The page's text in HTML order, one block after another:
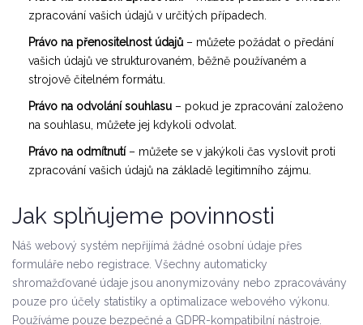
zpracování vašich údajů v určitých případech.
Právo na přenositelnost údajů – můžete požádat o předání
vašich údajů ve strukturovaném, běžně používaném a
strojově čitelném formátu.
Právo na odvolání souhlasu – pokud je zpracování založeno
na souhlasu, můžete jej kdykoli odvolat.
Právo na odmítnutí– můžete se v jakýkoli čas vyslovit proti
zpracování vašich údajů na základě legitimního zájmu.
Jak splňujeme povinnosti
Náš webový systém nepřijímá žádné osobní údaje přes
formuláře nebo registrace. Všechny automaticky
shromažďované údaje jsou anonymizovány nebo zpracovávány
pouze pro účely statistiky a optimalizace webového výkonu.
Používáme pouze bezpečné a GDPR-kompatibilní nástroje.